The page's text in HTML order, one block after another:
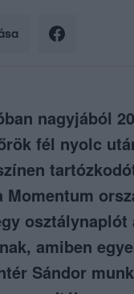
nagyjából
fél nyolc
Momentum
osztálynaplót
amiben
Sándor